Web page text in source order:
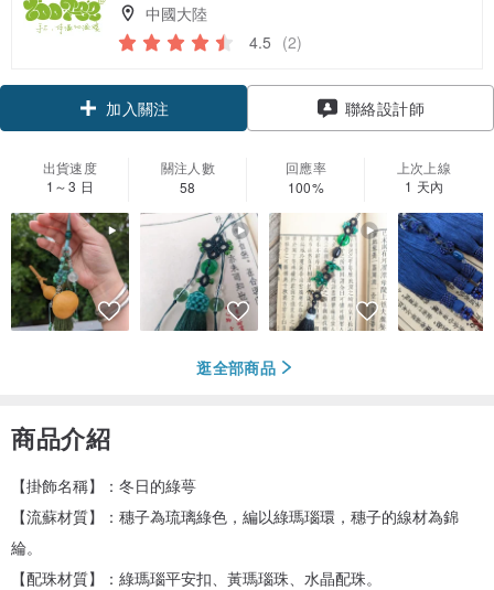
中國大陸
4.5 (2)
領優惠券
加入關注 聯絡設計師
出貨速度
1～3 日
關注人數
58
回應率
100%
上次上線
1 天內
逛全部商品
商品介紹
【掛飾名稱】：冬日的綠萼
【流蘇材質】：穗子為琉璃綠色，編以綠瑪瑙環，穗子的線材為錦
綸。
【配珠材質】：綠瑪瑙平安扣、黃瑪瑙珠、水晶配珠。